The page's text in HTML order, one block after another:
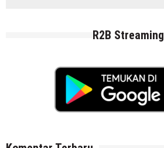
R2B Streaming